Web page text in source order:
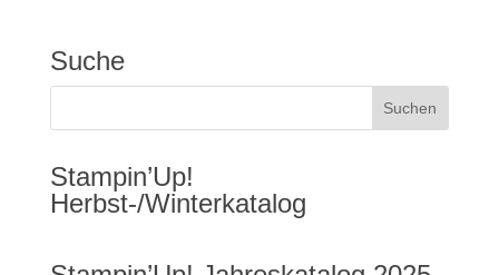
Suche
Stampin’Up!
Herbst-/Winterkatalog